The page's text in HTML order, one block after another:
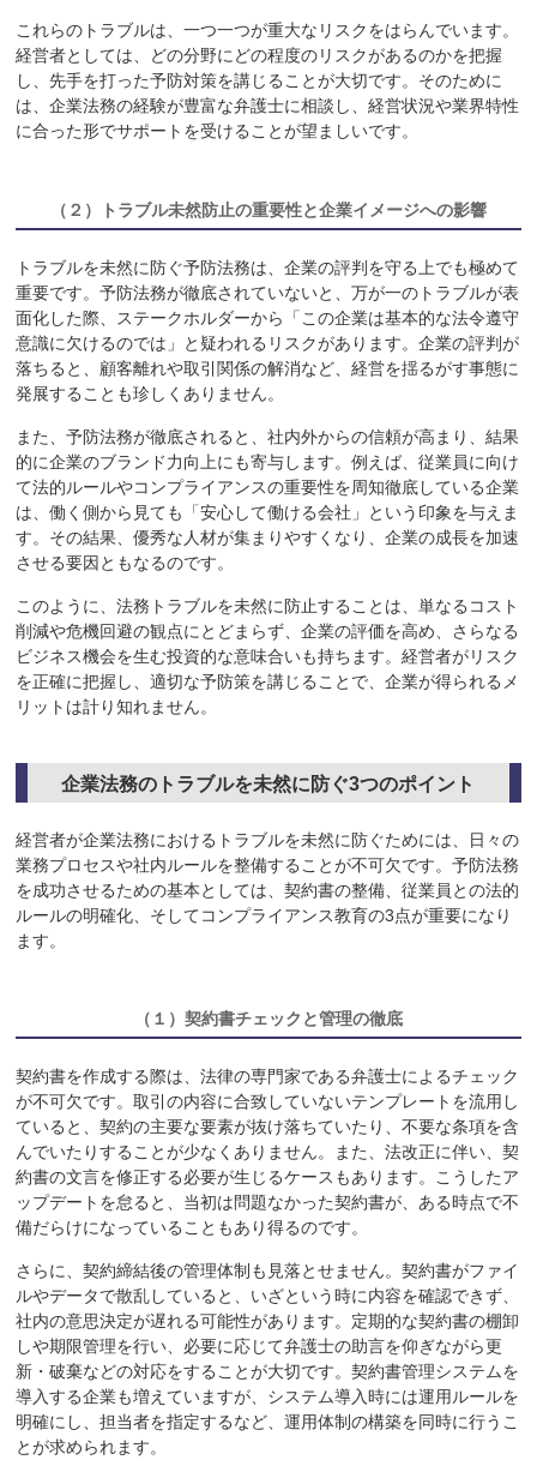
これらのトラブルは、一つ一つが重大なリスクをはらんでいます。
経営者としては、どの分野にどの程度のリスクがあるのかを把握
し、先手を打った予防対策を講じることが大切です。そのために
は、企業法務の経験が豊富な弁護士に相談し、経営状況や業界特性
に合った形でサポートを受けることが望ましいです。
（２） トラブル未然防止の重要性と企業イメージへの影響
トラブルを未然に防ぐ予防法務は、企業の評判を守る上でも極めて
重要です。予防法務が徹底されていないと、万が一のトラブルが表
面化した際、ステークホルダーから「この企業は基本的な法令遵守
意識に欠けるのでは」と疑われるリスクがあります。企業の評判が
落ちると、顧客離れや取引関係の解消など、経営を揺るがす事態に
発展することも珍しくありません。
また、予防法務が徹底されると、社内外からの信頼が高まり、結果
的に企業のブランド力向上にも寄与します。例えば、従業員に向け
て法的ルールやコンプライアンスの重要性を周知徹底している企業
は、働く側から見ても「安心して働ける会社」という印象を与えま
す。その結果、優秀な人材が集まりやすくなり、企業の成長を加速
させる要因ともなるのです。
このように、法務トラブルを未然に防止することは、単なるコスト
削減や危機回避の観点にとどまらず、企業の評価を高め、さらなる
ビジネス機会を生む投資的な意味合いも持ちます。経営者がリスク
を正確に把握し、適切な予防策を講じることで、企業が得られるメ
リットは計り知れません。
企業法務のトラブルを未然に防ぐ3つのポイント
経営者が企業法務におけるトラブルを未然に防ぐためには、日々の
業務プロセスや社内ルールを整備することが不可欠です。予防法務
を成功させるための基本としては、契約書の整備、従業員との法的
ルールの明確化、そしてコンプライアンス教育の3点が重要になり
ます。
（１） 契約書チェックと管理の徹底
契約書を作成する際は、法律の専門家である弁護士によるチェック
が不可欠です。取引の内容に合致していないテンプレートを流用し
ていると、契約の主要な要素が抜け落ちていたり、不要な条項を含
んでいたりすることが少なくありません。また、法改正に伴い、契
約書の文言を修正する必要が生じるケースもあります。こうしたア
ップデートを怠ると、当初は問題なかった契約書が、ある時点で不
備だらけになっていることもあり得るのです。
さらに、契約締結後の管理体制も見落とせません。契約書がファイ
ルやデータで散乱していると、いざという時に内容を確認できず、
社内の意思決定が遅れる可能性があります。定期的な契約書の棚卸
しや期限管理を行い、必要に応じて弁護士の助言を仰ぎながら更
新・破棄などの対応をすることが大切です。契約書管理システムを
導入する企業も増えていますが、システム導入時には運用ルールを
明確にし、担当者を指定するなど、運用体制の構築を同時に行うこ
とが求められます。